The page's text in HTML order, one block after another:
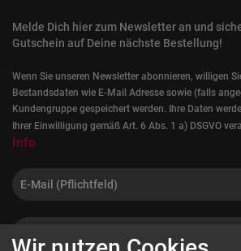
Melde Dich hier zum Newsletter an und
Gutschein auf Deine nächste Bestellung!
Wenn Sie unseren Newsletter abonnieren, willigen
Bestandsdaten wie E-Mail Adresse sowie (falls
Kundengruppe gespeichert werden. Ihre Daten
Ihrer Einwilligung gemäß Art. 6 Abs. 1 a) DSGVO
Info